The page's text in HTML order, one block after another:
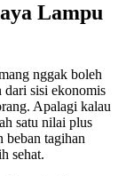
Lampu
nggak boleh
dari sisi ekonomis
Apalagi kalau
satu nilai plus
beban tagihan
sehat.